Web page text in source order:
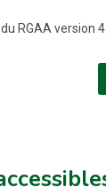
RGAA version